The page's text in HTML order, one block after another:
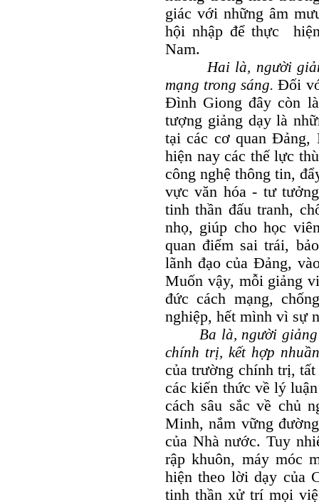
giác với những âm
hội nhập để thực
Nam.
Hai là, người giảng
mạng trong sáng.Đối
Đình Giong đây còn
tượng giảng dạy là
tại các cơ quan Đảng,
hiện nay các thế lực
công nghệ thông tin,
vực văn hóa - tư
tinh thần đấu tranh,
nhọ, giúp cho học
quan điểm sai trái,
lãnh đạo của Đảng,
Muốn vậy, mỗi giảng
đức cách mạng,
nghiệp, hết mình vì sự
Ba là, người giảng
chính trị, kết hợp
của trường chính trị,
các kiến thức về lý
cách sâu sắc về chủ
Minh, nắm vững
của Nhà nước. Tuy
rập khuôn, máy móc
hiện theo lời dạy của
tinh thần xử trí mọi